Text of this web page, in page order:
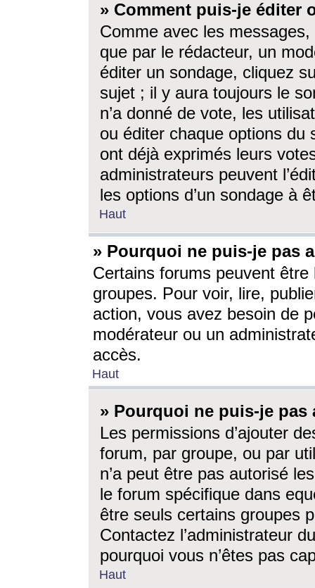
» Comment puis-je éditer
Comme avec les
que par le rédacteur, un
éditer un sondage, cliquez
sujet ; il y aura toujours le
n’a donné de vote, les
ou éditer chaque options du
ont déjà exprimés leurs
administrateurs peuvent
les options d’un sondage à
Haut
» Pourquoi ne puis-je pas
Certains forums peuvent être
groupes. Pour voir, lire,
action, vous avez besoin de
modérateur ou un
accès.
Haut
» Pourquoi ne puis-je
Les permissions d’ajouter
forum, par groupe, ou par
n’a peut être pas autorisé
le forum spécifique dans
être seuls certains groupes
Contactez l’administrateur
pourquoi vous n’êtes pas
Haut